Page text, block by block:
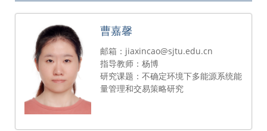
曹嘉馨
邮箱：jiaxincao@sjtu.edu.cn
指导教师：杨博
研究课题：不确定环境下多能源系统能
量管理和交易策略研究